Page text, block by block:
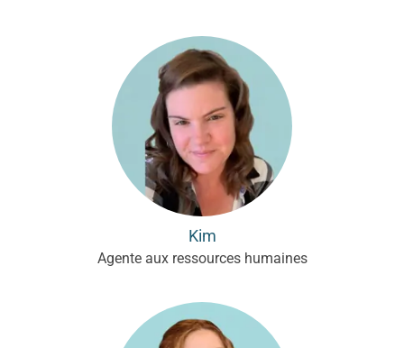
Kim
Agente aux ressources humaines